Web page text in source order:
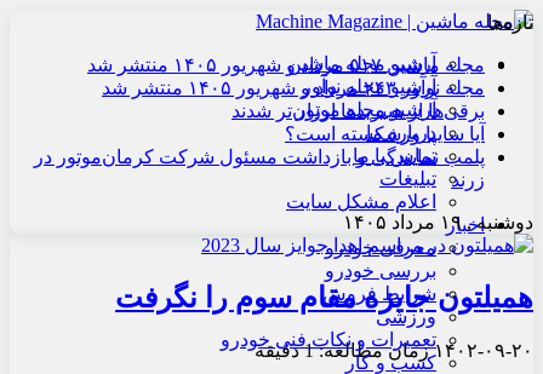
آرشیو مجله ماشین
آرشیو مجله نوآور
آرشیو مجله موتور
درباره ما
تماس با ما
تبلیغات
اعلام مشکل سایت
اخبار
معرفی خودرو
بررسی خودرو
شرایط فروش
ورزشی
تعمیرات و نکات فنی خودرو
کسب و کار
تازه‌ها
مجله ماشین ۵۱۷ مرداد و شهریور ۱۴۰۵ منتشر شد
مجله نوآور ۲۴۳ مرداد و شهریور ۱۴۰۵ منتشر شد
برقی‌ها از هیبریدها ارزان‌تر شدند
آیا سایپا ورشکسته است؟
پلمب نمایندگی و بازداشت مسئول شرکت کرمان‌موتور در
زرند
دوشنبه , ۱۹ مرداد ۱۴۰۵
همیلتون جایزه مقام سوم را نگرفت
۱۴۰۲-۰۹-۲۰زمان مطالعه: 1 دقیقه